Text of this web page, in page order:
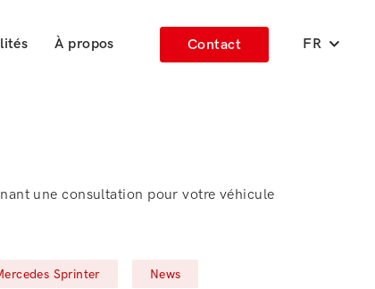
À propos Contact FR
une consultation pour votre véhicule
by Sprinter Filter by
News